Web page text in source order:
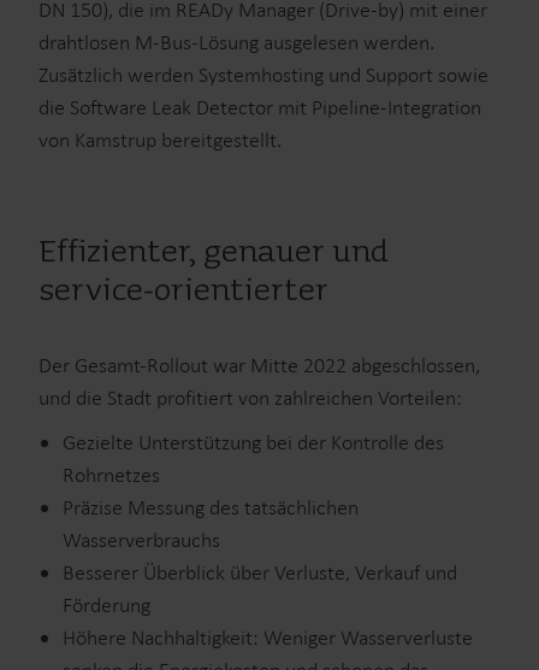
DN 150), die im READy Manager (Drive-by) mit einer
drahtlosen M-Bus-Lösung ausgelesen werden.
Zusätzlich werden Systemhosting und Support sowie
die Software Leak Detector mit Pipeline-Integration
von Kamstrup bereitgestellt.
Effizienter, genauer und
service-orientierter
Der Gesamt-Rollout war Mitte 2022 abgeschlossen,
und die Stadt profitiert von zahlreichen Vorteilen:
Gezielte Unterstützung bei der Kontrolle des
Rohrnetzes
Präzise Messung des tatsächlichen
Wasserverbrauchs
Besserer Überblick über Verluste, Verkauf und
Förderung
Höhere Nachhaltigkeit: Weniger Wasserverluste